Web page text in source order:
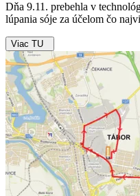
Dňa 9.11. prebehla v
lúpania sóje za účelom čo
Viac TU